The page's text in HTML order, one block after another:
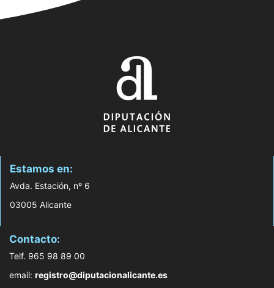
Estamos en:
Avda. Estación, nº 6
03005 Alicante
Contacto:
Telf. 965 98 89 00
email: registro@diputacionalicante.es